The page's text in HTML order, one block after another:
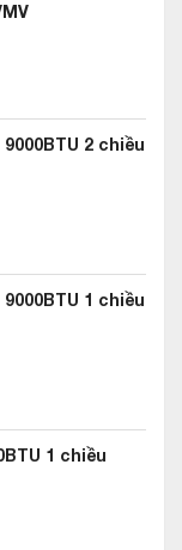
- môi chất lạnh
hơn và giảm chi
suy giảm tầng
nóng lên toàn
2 chiều
1 chiều
1 chiều